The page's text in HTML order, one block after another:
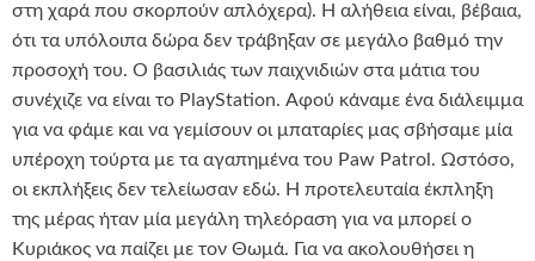
στη χαρά που σκορπούν απλόχερα). Η αλήθεια είναι, βέβαια,
ότι τα υπόλοιπα δώρα δεν τράβηξαν σε μεγάλο βαθμό την
προσοχή του. Ο βασιλιάς των παιχνιδιών στα μάτια του
συνέχιζε να είναι το PlayStation. Αφού κάναμε ένα διάλειμμα
για να φάμε και να γεμίσουν οι μπαταρίες μας σβήσαμε μία
υπέροχη τούρτα με τα αγαπημένα του Paw Patrol. Ωστόσο,
οι εκπλήξεις δεν τελείωσαν εδώ. Η προτελευταία έκπληξη
της μέρας ήταν μία μεγάλη τηλεόραση για να μπορεί ο
Κυριάκος να παίζει με τον Θωμά. Για να ακολουθήσει η